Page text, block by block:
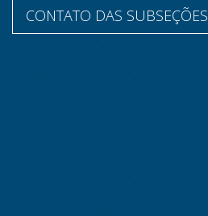
CONTATO DAS SUBSEÇÕES